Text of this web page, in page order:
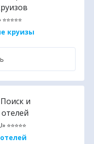
круизы